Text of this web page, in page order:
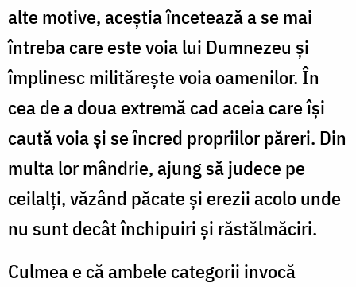
alte motive, aceștia încetează a se mai
întreba care este voia lui Dumnezeu și
împlinesc militărește voia oamenilor. În
cea de a doua extremă cad aceia care își
caută voia și se încred propriilor păreri. Din
multa lor mândrie, ajung să judece pe
ceilalți, văzând păcate și erezii acolo unde
nu sunt decât închipuiri și răstălmăciri.
Culmea e că ambele categorii invocă